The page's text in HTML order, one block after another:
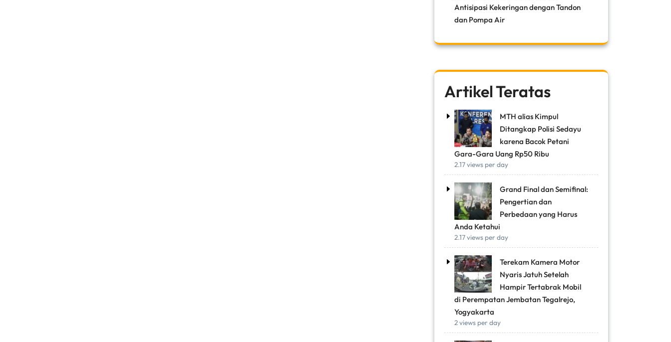
Antisipasi Kekeringan dengan Tandon
dan Pompa Air
Artikel Teratas
MTH alias Kimpul
Ditangkap Polisi Sedayu
karena Bacok Petani
Gara-Gara Uang Rp50 Ribu
2.17 views per day
Grand Final dan Semifinal:
Pengertian dan
Perbedaan yang Harus
Anda Ketahui
2.17 views per day
Terekam Kamera Motor
Nyaris Jatuh Setelah
Hampir Tertabrak Mobil
di Perempatan Jembatan Tegalrejo,
Yogyakarta
2 views per day